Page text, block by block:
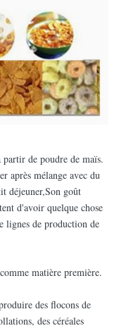
de poudre de maïs.
après mélange avec du
déjeuner,Son goût
d'avoir quelque chose
lignes de production de
matière première.
des flocons de
des céréales